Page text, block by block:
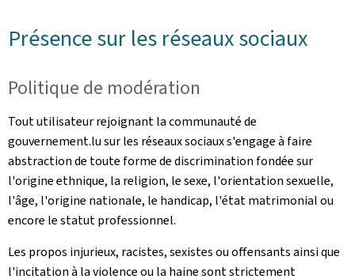
Présence sur les réseaux sociaux
Politique de modération
Tout utilisateur rejoignant la communauté de
gouvernement.lu sur les réseaux sociaux s'engage à faire
abstraction de toute forme de discrimination fondée sur
l'origine ethnique, la religion, le sexe, l'orientation sexuelle,
l'âge, l'origine nationale, le handicap, l'état matrimonial ou
encore le statut professionnel.
Les propos injurieux, racistes, sexistes ou offensants ainsi que
l'incitation à la violence ou la haine sont strictement